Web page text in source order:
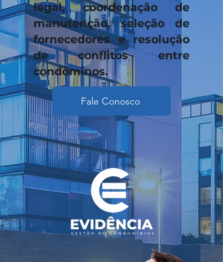
legal, coordenação de
manutenção, seleção de
fornecedores e resolução
de conflitos entre
condôminos.
Fale Conosco